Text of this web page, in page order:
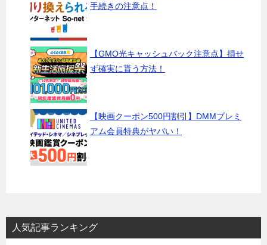
手続きの注意点！
【GMO光キャッシュバック注意点】損せ
ず確実に貰う方法！
【映画クーポン500円割引】DMMプレミ
アム会員特典がヤバい！
人気記事ランキング